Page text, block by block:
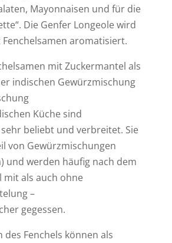
Mayonnaisen und für die
Die Genfer Longeole wird
aromatisiert.
mit Zuckermantel als
indischen Gewürzmischung
Küche sind
beliebt und verbreitet. Sie
von Gewürzmischungen
und werden häufig nach dem
mit als auch ohne
–
gegessen.
des Fenchels können als